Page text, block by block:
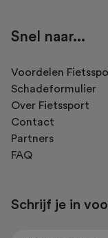
Snel naar...
Voordelen
Schadeformulier
Over Fietssport
Contact
Partners
FAQ
Schrijf je in